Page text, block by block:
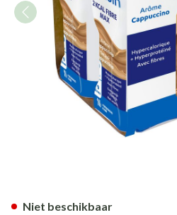
Niet beschikbaar